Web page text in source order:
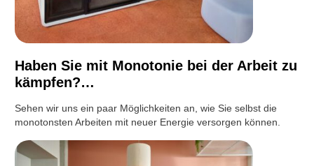
Haben Sie mit Monotonie bei der Arbeit zu
kämpfen?…
Sehen wir uns ein paar Möglichkeiten an, wie Sie selbst die
monotonsten Arbeiten mit neuer Energie versorgen können.